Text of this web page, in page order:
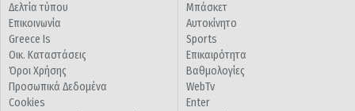
Δελτία τύπου
Επικοινωνία
Greece Is
Οικ. Καταστάσεις
Όροι Χρήσης
Προσωπικά Δεδομένα
Cookies
Μπάσκετ
Αυτοκίνητο
Sports
Επικαιρότητα
Βαθμολογίες
WebTv
Enter